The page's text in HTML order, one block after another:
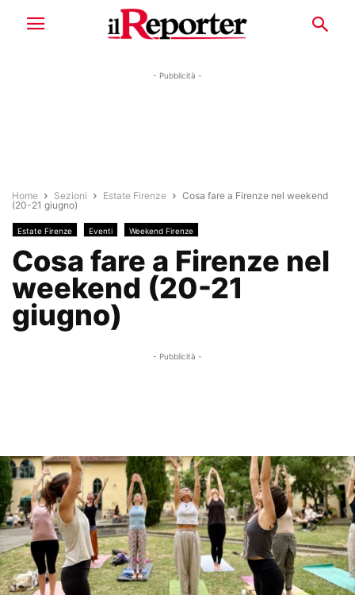
- Pubblicità -
Home Sezioni Estate Firenze
Cosa fare a Firenze nel weekend
(20-21 giugno)
Estate Firenze Eventi Weekend Firenze
Cosa fare a Firenze nel
weekend (20-21
giugno)
- Pubblicità -